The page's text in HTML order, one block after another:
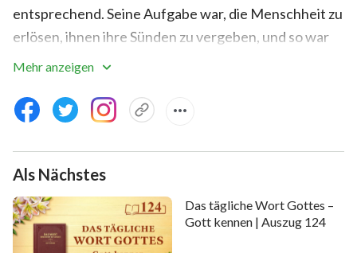
entsprechend. Seine Aufgabe war, die Menschheit zu
erlösen, ihnen ihre Sünden zu vergeben, und so war
Seine Disposition gänzlich eine der Demut, Langmut,
liebevoller Güte. Er segnete die Menschheit reichlich
und brachte ihnen Gnade im Überfluss und alles,
woran sie sich möglicherweise erfreuen konnten. Er
schenkte ihnen zu ihrer Freude: Frieden und Glück,
Seine Toleranz und Liebe, Seine Barmherzigkeit und
liebevolle Güte. In jenen Tagen war alles, was dem
Menschen begegnete, ein Überfluss an Dingen, an
Mehr anzeigen
Als Nächstes
Das tägliche Wort Gottes –
Gott kennen | Auszug 124